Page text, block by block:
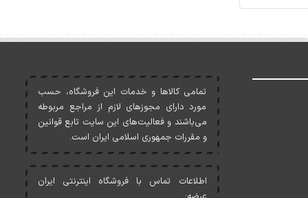
تمامی کالاها و خدمات اين فروشگاه، حسب
مورد دارای مجوزهای لازم از مراجع مربوطه
می‌باشند و فعاليت‌های اين سايت تابع قوانين
و مقررات جمهوری اسلامی ايران است.
اطلاعات تماس با فروشگاه اینترنتی ایران